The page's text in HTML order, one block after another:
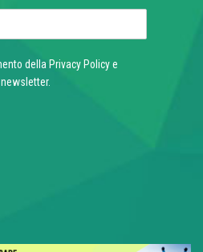
della Privacy Policye